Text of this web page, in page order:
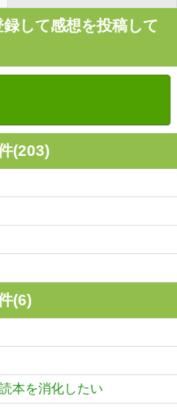
して感想を投稿して
(203)
(6)
本を消化したい